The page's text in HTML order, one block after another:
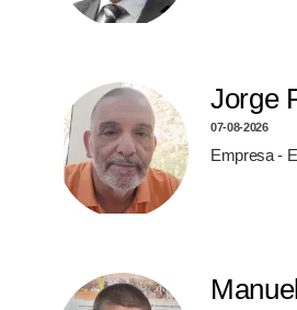
Jorge
07-08-2026
Empresa -